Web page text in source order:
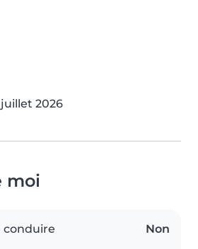
juillet 2026
moi
conduire Non